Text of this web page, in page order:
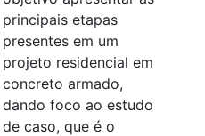
principais etapas
presentes em um
projeto residencial em
concreto armado,
dando foco ao estudo
de caso, que é o